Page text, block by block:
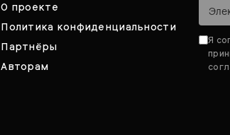
О проекте
Политика конфиденциальности
Партнёры
Авторам
Я